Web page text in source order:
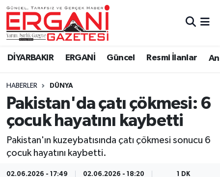
DİYARBAKIR ERGANİ Güncel Resmi İlanlar
HABERLER DÜNYA
Pakistan'da çatı çökmesi: 6
çocuk hayatını kaybetti
Pakistan'ın kuzeybatısında çatı çökmesi sonucu 6
çocuk hayatını kaybetti.
02.06.2026 - 17:49 02.06.2026 - 18:20 1 DK
DİYARBAKIR
BİSMİL
BAĞLAR
ERGANİ
Güncel
Eği̇ti̇m
Resmi İlanlar
Ergani Nöbetçi Eczaneler
Ergani Hava Durumu
Ergani Trafik Yoğunluk Haritası
Süper Lig Puan Durumu ve Fikstür
Tüm Manşetler